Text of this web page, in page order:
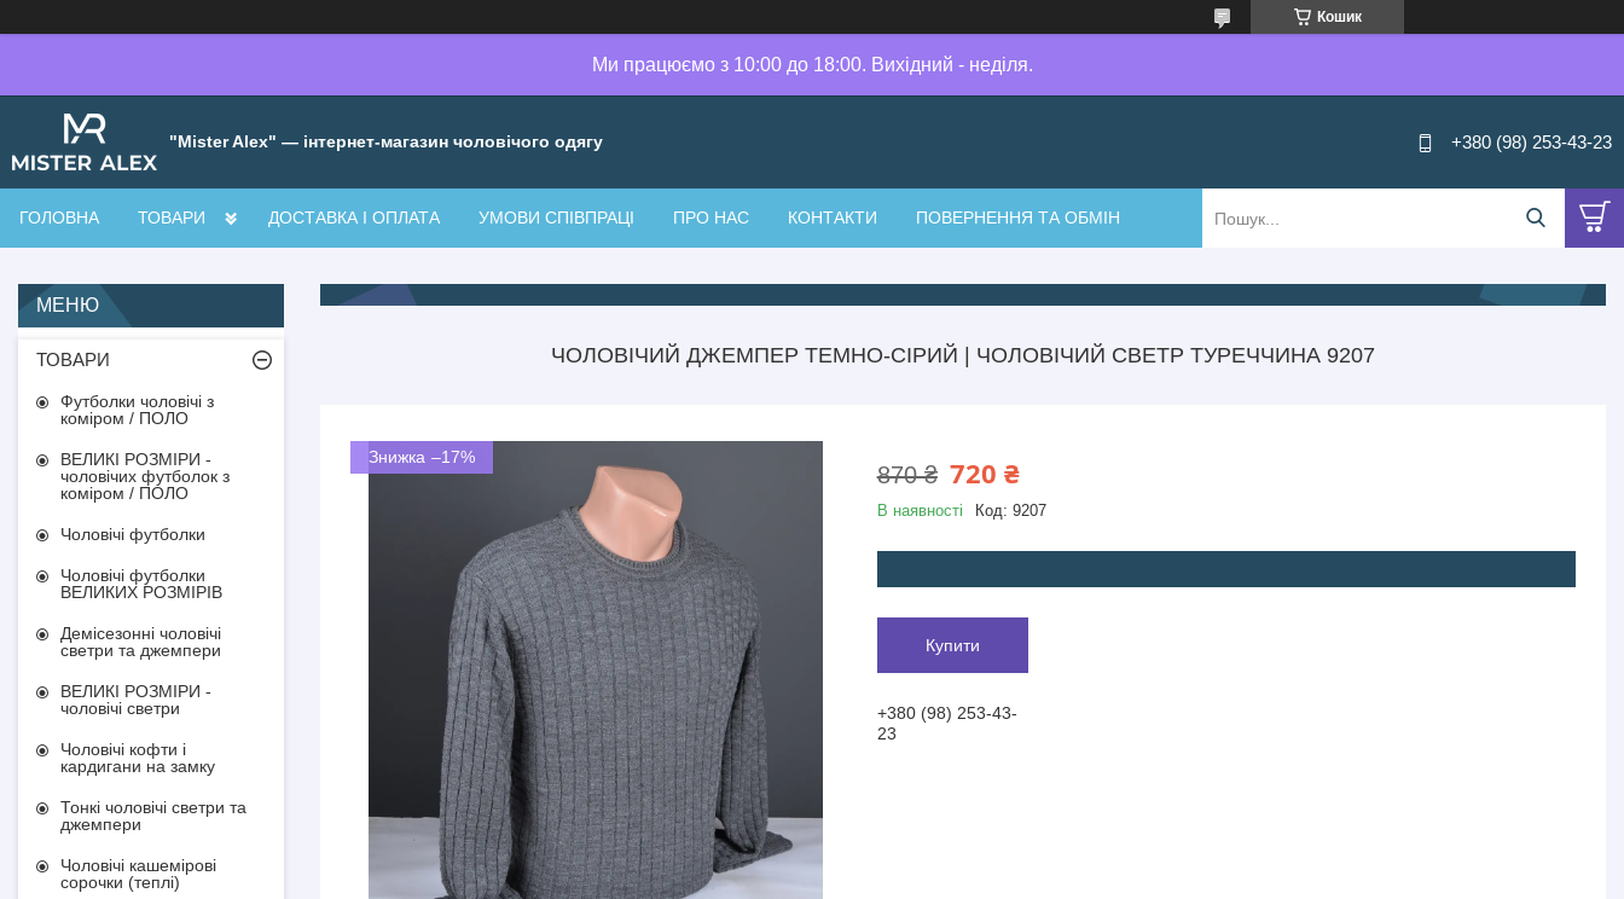
Кошик
Ми працюємо з 10:00 до 18:00. Вихідний - неділя.
"Mister Alex" — інтернет-магазин чоловічого одягу +380 (98) 253-43-23
ГОЛОВНА ТОВАРИ ДОСТАВКА І ОПЛАТА УМОВИ СПІВПРАЦІ ПРО НАС КОНТАКТИ ПОВЕРНЕННЯ ТА ОБМІН
ЧОЛОВІЧИЙ ДЖЕМПЕР ТЕМНО-СІРИЙ | ЧОЛОВІЧИЙ СВЕТР ТУРЕЧЧИНА 9207
–17%
870 ₴ 720 ₴
В наявності Код: 9207
Купити
+380 (98) 253-43-
23
ТОВАРИ
Футболки чоловічі з
коміром / ПОЛО
ВЕЛИКІ РОЗМІРИ -
чоловічих футболок з
коміром / ПОЛО
Чоловічі футболки
Чоловічі футболки
ВЕЛИКИХ РОЗМІРІВ
Демісезонні чоловічі
светри та джемпери
ВЕЛИКІ РОЗМІРИ -
чоловічі светри
Чоловічі кофти і
кардигани на замку
Тонкі чоловічі светри та
джемпери
Чоловічі кашемірові
сорочки (теплі)